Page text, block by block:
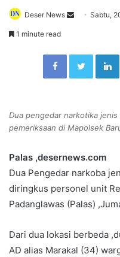
Deser News
a
m
a
l
Sabtu,
1 minute read
Facebook Twitter
Dua pengedar narkotika jenis
pemeriksaan di Mapolsek
Palas ,desernews.com
Dua Pengedar narkoba
diringkus personel unit
Padanglawas (Palas)
Dari dua lokasi berbeda
AD alias Marakal (34)